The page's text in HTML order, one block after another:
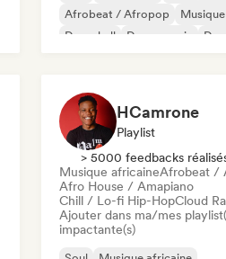
Afrobeat / Afropop
Dancehall
Dance music
HCamrone
Playlist
> 5000 feedbacks
Musique africaineAfrobeat /
Afro House / Amapiano
Chill / Lo-fi Hip-HopCloud
Ajouter dans ma/mes
impactante(s)